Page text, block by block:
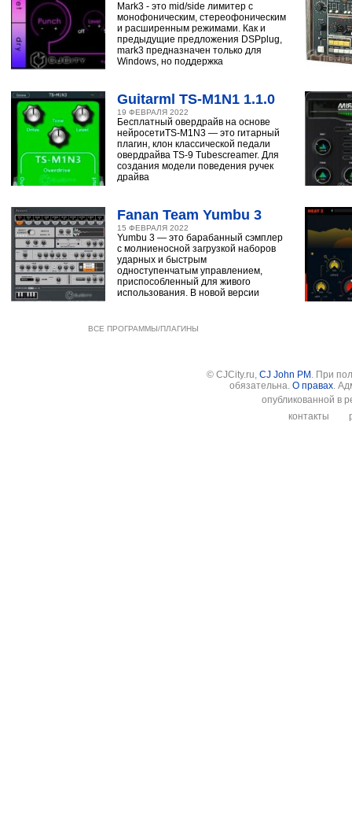
Mark3 - это mid/side лимитер с
монофоническим, стереофоническим
и расширенным режимами. Как и
предыдущие предложения DSPplug,
mark3 предназначен только для
Windows, но поддержка
Guitarml TS-M1N1 1.1.0
19 ФЕВРАЛЯ 2022
Бесплатный овердрайв на основе
нейросетиTS-M1N3 — это гитарный
плагин, клон классической педали
овердрайва TS-9 Tubescreamer. Для
создания модели поведения ручек
драйва
Fanan Team Yumbu 3
15 ФЕВРАЛЯ 2022
Yumbu 3 — это барабанный сэмплер
с молниеносной загрузкой наборов
ударных и быстрым
одноступенчатым управлением,
приспособленный для живого
использования. В новой версии
ВСЕ ПРОГРАММЫ/ПЛАГИНЫ
© CJCity.ru, CJ John PM . При
обязательна. О правах.
опубликованной в
контакты